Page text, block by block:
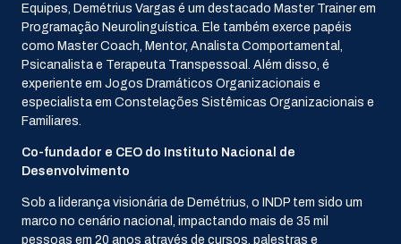
Equipes, Demétrius Vargas é um destacado Master Trainer em
Programação Neurolinguística. Ele também exerce papéis
como Master Coach, Mentor, Analista Comportamental,
Psicanalista e Terapeuta Transpessoal. Além disso, é
experiente em Jogos Dramáticos Organizacionais e
especialista em Constelações Sistêmicas Organizacionais e
Familiares.
Co-fundador e CEO do Instituto Nacional de
Desenvolvimento
Sob a liderança visionária de Demétrius, o INDP tem sido um
marco no cenário nacional, impactando mais de 35 mil
pessoas em 20 anos através de cursos, palestras e